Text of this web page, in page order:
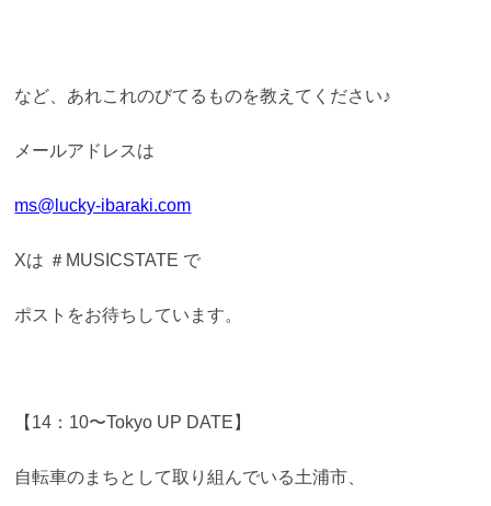
など、あれこれのびてるものを教えてください♪
メールアドレスは
ms@lucky-ibaraki.com
Xは ＃MUSICSTATE で
ポストをお待ちしています。
【14：10〜Tokyo UP DATE】
自転車のまちとして取り組んでいる土浦市、